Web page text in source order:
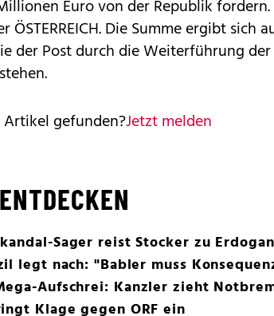
Euro von der Republik
ÖSTERREICH. Die Summe ergibt sich
der Post durch die Weiterführung der
Artikel gefunden?Jetzt melden
Sager reist Stocker zu Erdogan
legt nach: "Babler muss
Aufschrei: Kanzler zieht
Klage gegen ORF ein